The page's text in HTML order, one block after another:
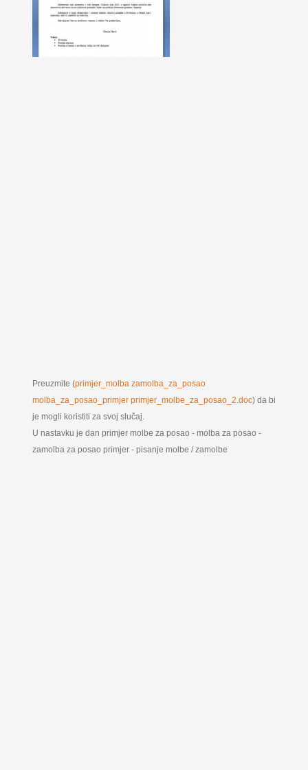
Preuzmite (primjer_molba zamolba_za_posao
molba_za_posao_primjer primjer_molbe_za_posao_2.doc) da bi
je mogli koristiti za svoj slučaj.
U nastavku je dan primjer molbe za posao - molba za posao -
zamolba za posao primjer - pisanje molbe / zamolbe